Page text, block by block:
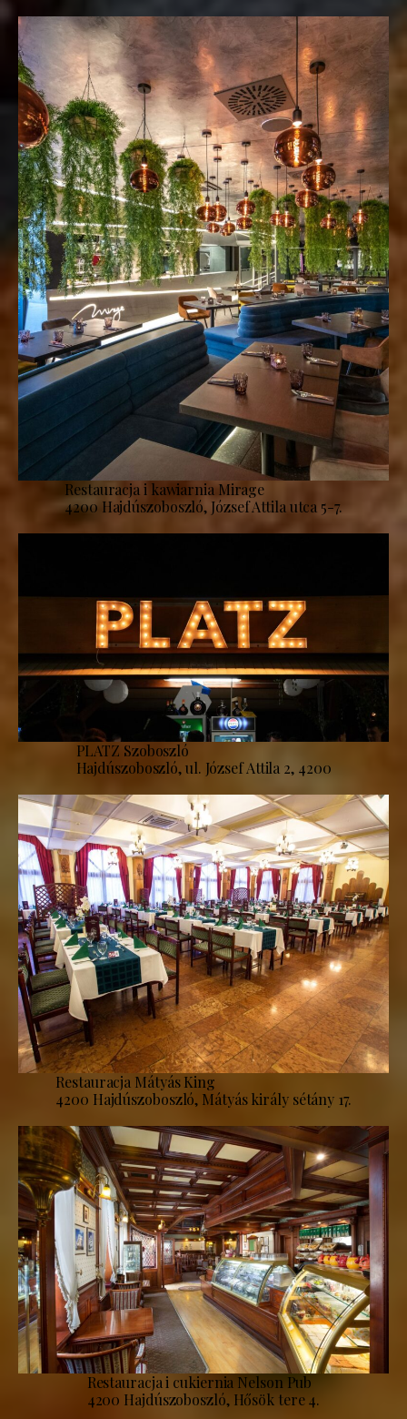
Restauracja i kawiarnia Mirage
4200 Hajdúszoboszló, József Attila utca 5-7.
PLATZ Szoboszló
Hajdúszoboszló, ul. József Attila 2, 4200
Restauracja Mátyás King
4200 Hajdúszoboszló, Mátyás király sétány 17.
Restauracja i cukiernia Nelson Pub
4200 Hajdúszoboszló, Hősök tere 4.